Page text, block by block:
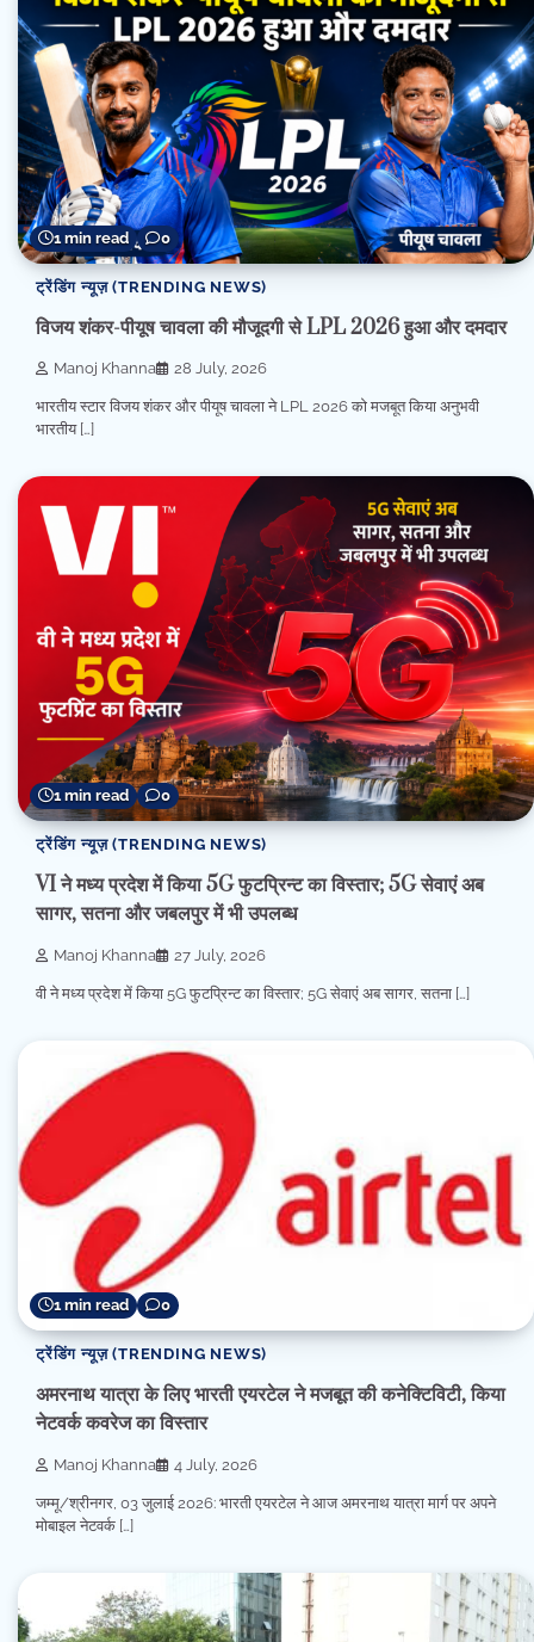
1 min read 0
ट्रेंडिंग न्यूज़ (TRENDING NEWS)
विजय शंकर-पीयूष चावला की मौजूदगी से LPL 2026 हुआ और दमदार
Manoj Khanna 28 July, 2026
भारतीय स्टार विजय शंकर और पीयूष चावला ने LPL 2026 को मजबूत किया अनुभवी
भारतीय […]
1 min read 0
ट्रेंडिंग न्यूज़ (TRENDING NEWS)
VI ने मध्य प्रदेश में किया 5G फुटप्रिन्ट का विस्तार; 5G सेवाएं अब
सागर, सतना और जबलपुर में भी उपलब्ध
Manoj Khanna 27 July, 2026
वी ने मध्य प्रदेश में किया 5G फुटप्रिन्ट का विस्तार; 5G सेवाएं अब सागर, सतना […]
1 min read 0
ट्रेंडिंग न्यूज़ (TRENDING NEWS)
अमरनाथ यात्रा के लिए भारती एयरटेल ने मजबूत की कनेक्टिविटी, किया
नेटवर्क कवरेज का विस्तार
Manoj Khanna 4 July, 2026
जम्मू/श्रीनगर, 03 जुलाई 2026: भारती एयरटेल ने आज अमरनाथ यात्रा मार्ग पर अपने
मोबाइल नेटवर्क […]